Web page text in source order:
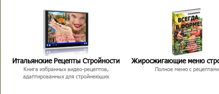
Итальянские Рецепты Стройности
Книга избранных видео-рецептов,
адаптированных для стройнеющих
Жиросжигающие меню
Полное меню с рецептами